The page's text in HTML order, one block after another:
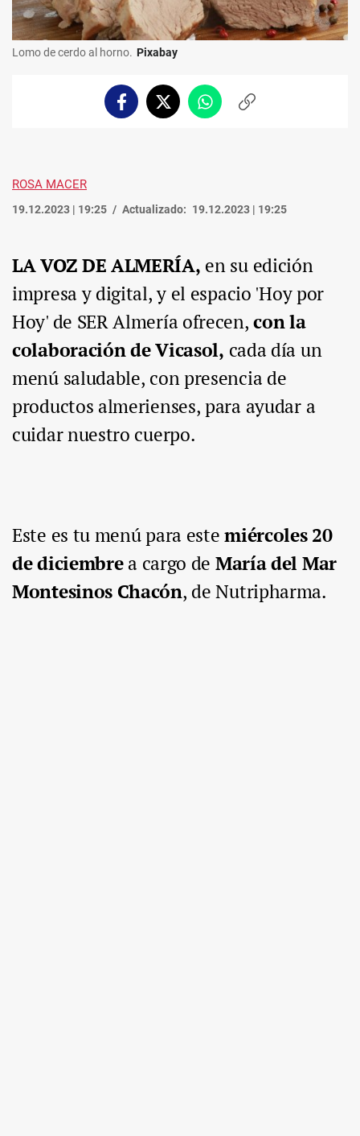
Lomo de cerdo al horno. Pixabay
FacebookTwitterWhatsappCopiar
ROSA MACER
19.12.2023 | 19:25 Actualizado: 19.12.2023 | 19:25
LA VOZ DE ALMERÍA, en su edición
impresa y digital, y el espacio 'Hoy por
Hoy' de SER Almería ofrecen,con la
colaboración de Vicasol, cada día un
menú saludable, con presencia de
productos almerienses, para ayudar a
cuidar nuestro cuerpo.
Este es tu menú para estemiércoles 20
de diciembrea cargo de María del Mar
Montesinos Chacón, de Nutripharma.